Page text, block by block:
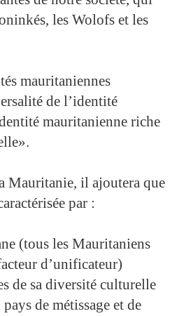
les Wolofs et les
mauritaniennes
de l’identité
mauritanienne riche
Mauritanie, il ajoutera que
par :
(tous les Mauritaniens
d’unificateur)
de sa diversité culturelle
de métissage et de